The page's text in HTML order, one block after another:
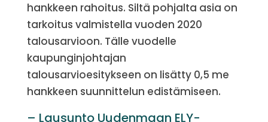
hankkeen rahoitus. Siltä pohjalta asia on
tarkoitus valmistella vuoden 2020
talousarvioon. Tälle vuodelle
kaupunginjohtajan
talousarvioesitykseen on lisätty 0,5 me
hankkeen suunnittelun edistämiseen.
– Lausunto Uudenmaan ELY-